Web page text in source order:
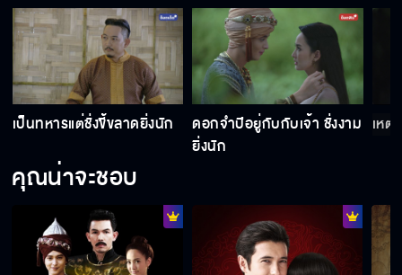
เป็นทหารแต่ชั่งขี้ขลาดยิ่งนัก
ดอกจำปีอยู่กับกับเจ้า ชั่งงาม
ยิ่งนัก
เหตุ
คุณน่าจะชอบ